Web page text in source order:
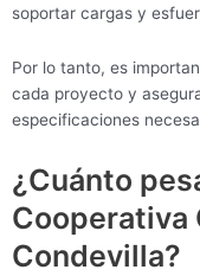
soportar cargas y
Por lo tanto, es
cada proyecto y
especificaciones
¿Cuánto
Cooperativa
Condevilla?